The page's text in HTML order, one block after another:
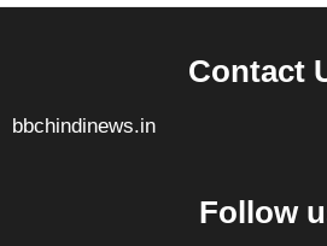
Contact
bbchindinews.in
Follow